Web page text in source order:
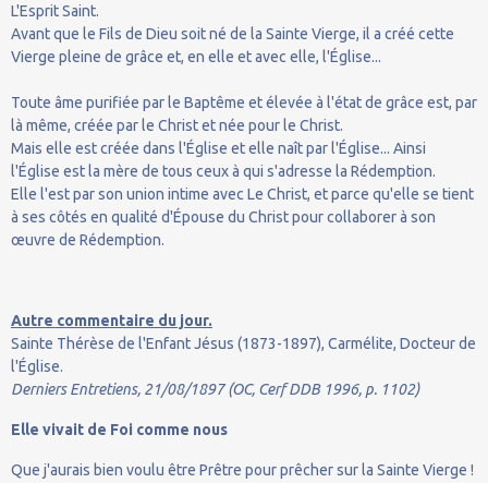
L'Esprit Saint.
Avant que le Fils de Dieu soit né de la Sainte Vierge, il a créé cette
Vierge pleine de grâce et, en elle et avec elle, l'Église...
Toute âme purifiée par le Baptême et élevée à l'état de grâce est, par
là même, créée par le Christ et née pour le Christ.
Mais elle est créée dans l'Église et elle naît par l'Église... Ainsi
l'Église est la mère de tous ceux à qui s'adresse la Rédemption.
Elle l'est par son union intime avec Le Christ, et parce qu'elle se tient
à ses côtés en qualité d'Épouse du Christ pour collaborer à son
œuvre de Rédemption.
Autre commentaire du jour.
Sainte Thérèse de l'Enfant Jésus (1873-1897), Carmélite, Docteur de
l'Église.
Derniers Entretiens, 21/08/1897 (OC, Cerf DDB 1996, p. 1102)
Elle vivait de Foi comme nous
Que j'aurais bien voulu être Prêtre pour prêcher sur la Sainte Vierge !